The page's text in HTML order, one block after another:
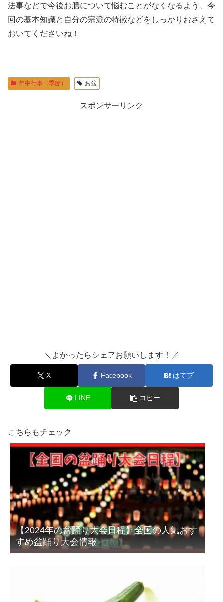
法事などで今後お膳について悩むことがなくなるよう、今
回の基本知識と自分の宗派の特徴などをしっかりおさえて
おいてくださいね！
年中行事（季節） お盆
スポンサーリンク
＼よかったらシェアお願いします！／
X Facebook はてブ
LINE コピー
こちらもチェック
【2024年の盆踊り大会日程】全国の人気おす
すめ盆踊り大会情報